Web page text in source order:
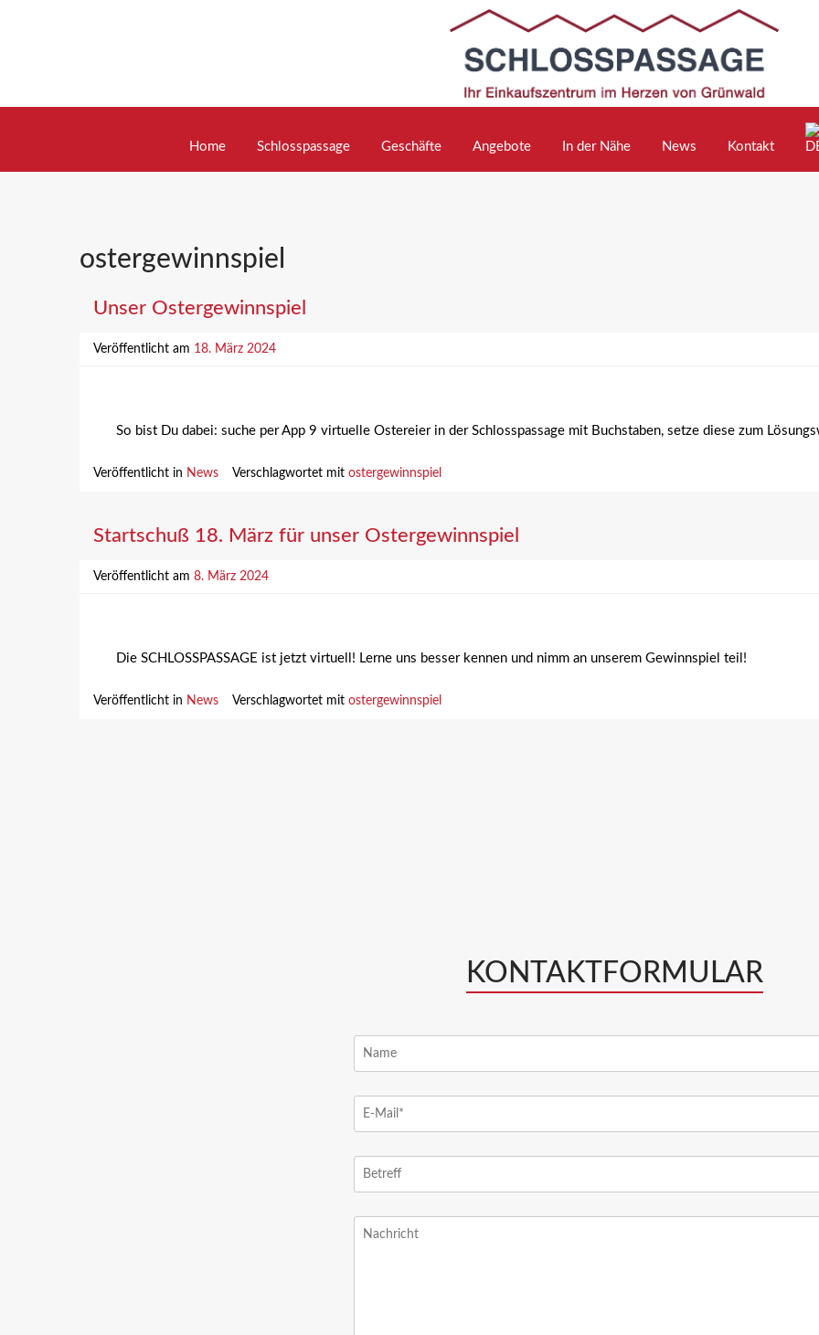
Home Schlosspassage Geschäfte Angebote In der Nähe News Kontakt
ostergewinnspiel
Unser Ostergewinnspiel
Veröffentlicht am 18. März 2024
So bist Du dabei: suche per App 9 virtuelle Ostereier in der Schlosspassage mit Buchstaben, setze diese zum
Veröffentlicht in News Verschlagwortet mit ostergewinnspiel
Startschuß 18. März für unser Ostergewinnspiel
Veröffentlicht am 8. März 2024
Die SCHLOSSPASSAGE ist jetzt virtuell! Lerne uns besser kennen und nimm an unserem Gewinnspiel teil!
Veröffentlicht in News Verschlagwortet mit ostergewinnspiel
KONTAKTFORMULAR